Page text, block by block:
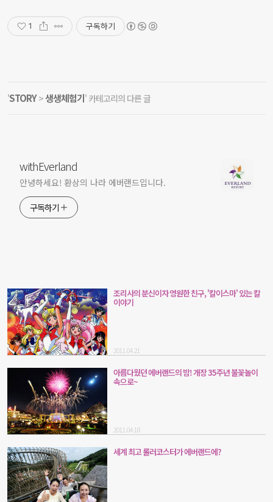
1 구독하기
'STORY>생생체험기' 카테고리의 다른 글
withEverland
안녕하세요! 환상의 나라 에버랜드입니다.
구독하기
조리사의 분신이자 영원한 친구, '칼이스마' 있는 칼
이야기
2011.04.21
아름다웠던 에버랜드의 밤! 개장 35주년 불꽃놀이
속으로~
2011.04.18
세계 최고 롤러코스터가 에버랜드에?